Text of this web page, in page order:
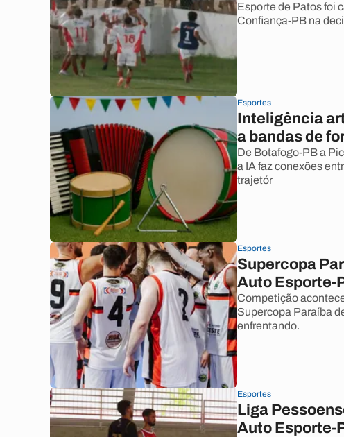
Esporte de Patos foi
Confiança-PB na
Esportes
Inteligência
a bandas de
De Botafogo-PB a
a IA faz conexões
trajetór
Esportes
Supercopa
Auto Esporte-
Competição
Supercopa Paraíba
enfrentando.
Esportes
Liga
Auto Esporte-